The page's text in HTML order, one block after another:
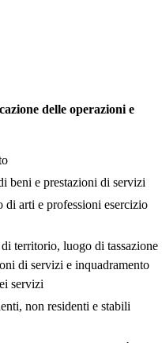
delle operazioni e
beni e prestazioni di servizi
di arti e professioni esercizio
territorio, luogo di tassazione
di servizi e inquadramento
servizi
non residenti e stabili